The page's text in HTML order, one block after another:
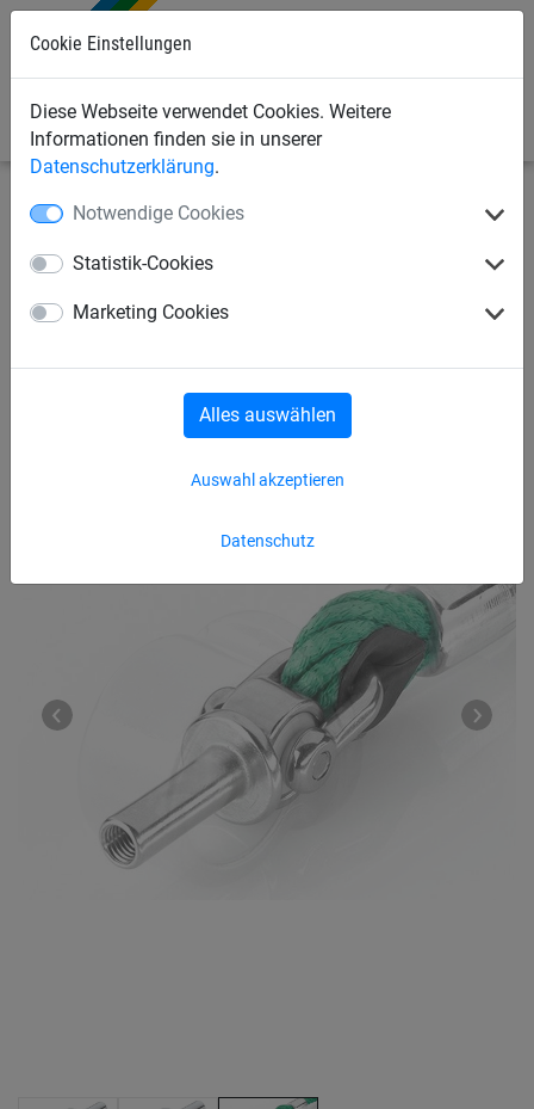
Cookie Einstellungen
Diese Webseite verwendet Cookies. Weitere
Informationen finden sie in unserer
Datenschutzerklärung.
Notwendige Cookies
Statistik-Cookies
Marketing Cookies
Datenschutz
Auswahl akzeptieren
Alles auswählen
Seilspielgeräte
Kletternetze, Strickleitern + Taue
VA-Lager-Adapter M12